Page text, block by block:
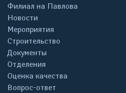
Филиал на Павлова
Новости
Мероприятия
Строительство
Документы
Отделения
Оценка качества
Вопрос-ответ